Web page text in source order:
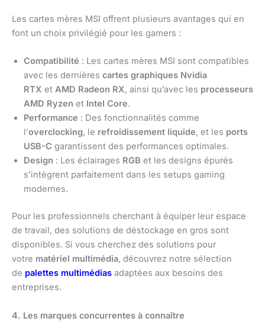
Les cartes mères MSI offrent plusieurs avantages qui en
font un choix privilégié pour les gamers :
Compatibilité : Les cartes mères MSI sont compatibles
avec les dernières cartes graphiques Nvidia
RTX et AMD Radeon RX, ainsi qu’avec les processeurs
AMD Ryzen et Intel Core.
Performance : Des fonctionnalités comme
l’overclocking, le refroidissement liquide, et les ports
USB-C garantissent des performances optimales.
Design : Les éclairages RGB et les designs épurés
s’intègrent parfaitement dans les setups gaming
modernes.
Pour les professionnels cherchant à équiper leur espace
de travail, des solutions de déstockage en gros sont
disponibles. Si vous cherchez des solutions pour
votre matériel multimédia, découvrez notre sélection
de palettes multimédias adaptées aux besoins des
entreprises.
4. Les marques concurrentes à connaître